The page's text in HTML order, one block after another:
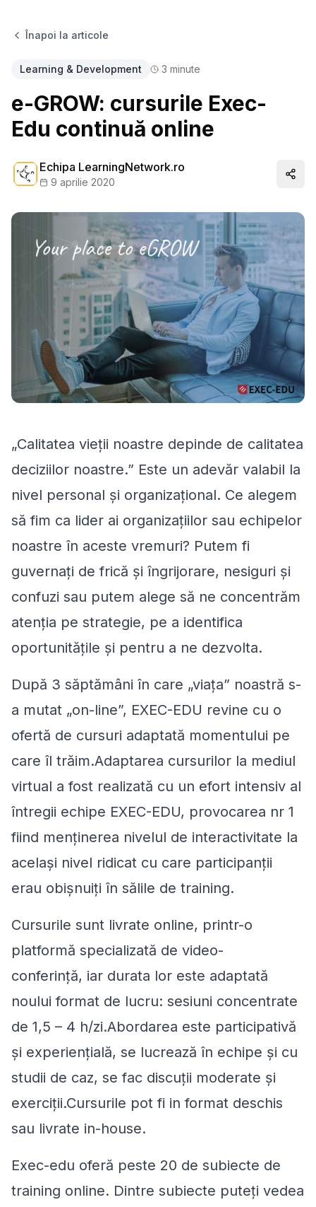
Înapoi la articole
Learning & Development 3 minute
e-GROW: cursurile Exec-
Edu continuă online
Echipa LearningNetwork.ro
9 aprilie 2020
„Calitatea vieții noastre depinde de calitatea
deciziilor noastre.” Este un adevăr valabil la
nivel personal și organizațional. Ce alegem
să fim ca lider ai organizațiilor sau echipelor
noastre în aceste vremuri? Putem fi
guvernați de frică și îngrijorare, nesiguri și
confuzi sau putem alege să ne concentrăm
atenția pe strategie, pe a identifica
oportunitățile și pentru a ne dezvolta.
După 3 săptămâni în care „viața” noastră s-
a mutat „on-line”, EXEC-EDU revine cu o
ofertă de cursuri adaptată momentului pe
care îl trăim.Adaptarea cursurilor la mediul
virtual a fost realizată cu un efort intensiv al
întregii echipe EXEC-EDU, provocarea nr 1
fiind menținerea nivelul de interactivitate la
același nivel ridicat cu care participanții
erau obișnuiți în sălile de training.
Cursurile sunt livrate online, printr-o
platformă specializată de video-
conferință, iar durata lor este adaptată
noului format de lucru: sesiuni concentrate
de 1,5 – 4 h/zi.Abordarea este participativă
și experiențială, se lucrează în echipe și cu
studii de caz, se fac discuții moderate și
exerciții.Cursurile pot fi in format deschis
sau livrate in-house.
Exec-edu oferă peste 20 de subiecte de
training online. Dintre subiecte puteți vedea